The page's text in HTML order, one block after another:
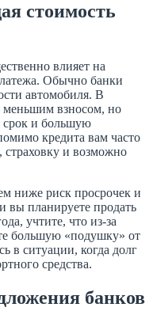
стоимость
влияет на
Обычно банки
автомобиля. В
меньшим взносом, но
срок и большую
кредита вам часто
страховку и возможно
ниже риск просрочек и
вы планируете продать
учтите, что из-за
большую «подушку» от
в ситуации, когда долг
средства.
банков